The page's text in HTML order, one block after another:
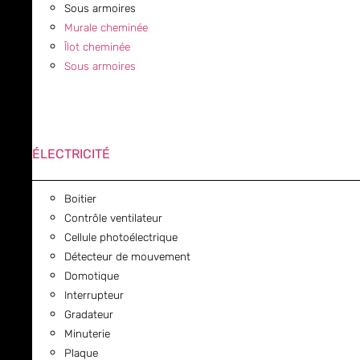
Sous armoires
Murale cheminée
Îlot cheminée
Sous armoires
ÉLECTRICITÉ
Boitier
Contrôle ventilateur
Cellule photoélectrique
Détecteur de mouvement
Domotique
Interrupteur
Gradateur
Minuterie
Plaque